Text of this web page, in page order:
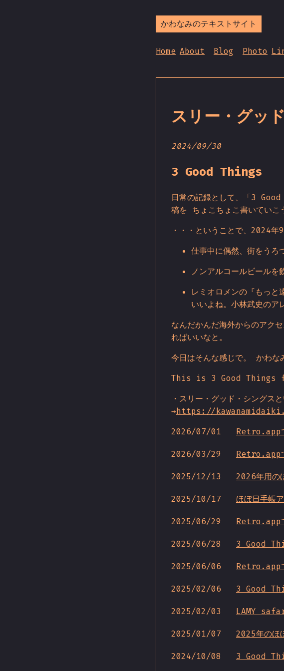
かわなみのテキストサイト
Home About Blog Photo
スリー・グッ
2024/09/30
3 Good Things
日常の記録として、「3
稿を ちょこちょこ書いていこ
・・・ということで、2024年
仕事中に偶然、街をうろ
ノンアルコールビールを
レミオロメンの『もっと
いいよね。小林武史のア
なんだかんだ海外からのアク
ればいいなと。
今日はそんな感じで。 かわな
This is 3 Good Things
・スリー・グッド・シングス
→https://
2026/07/01
Retro.app
2026/03/29 Retro.app
2025/12/13 2026年用の
2025/10/17 ほぼ日手帳
2025/06/29 Retro.app
2025/06/28 3 Good
2025/06/06 Retro.app
2025/02/06 3 Good
2025/02/03 LAMY
2025/01/07 2025年のほ
2024/10/08 3 Good